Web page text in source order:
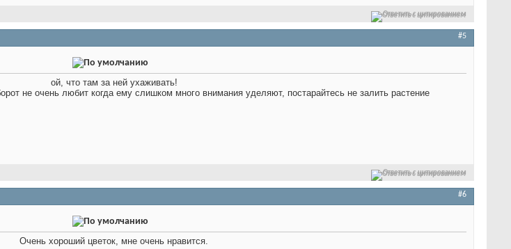
Ответить с цитированием
#5
ой, что там за ней ухаживать!
не очень любит когда ему слишком много внимания уделяют, постарайтесь не залить растение
Ответить с цитированием
#6
Очень хороший цветок, мне очень нравится.